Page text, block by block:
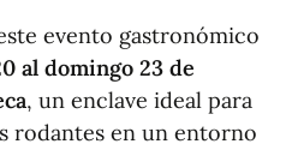
evento gastronómico
al domingo 23 de
, un enclave ideal para
rodantes en un entorno